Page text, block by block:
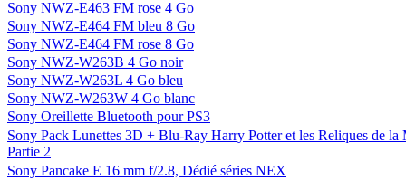
Sony NWZ-E463 FM rose 4 Go
Sony NWZ-E464 FM bleu 8 Go
Sony NWZ-E464 FM rose 8 Go
Sony NWZ-W263B 4 Go noir
Sony NWZ-W263L 4 Go bleu
Sony NWZ-W263W 4 Go blanc
Sony Oreillette Bluetooth pour PS3
Sony Pack Lunettes 3D + Blu-Ray Harry Potter et les Reliques de la
Partie 2
Sony Pancake E 16 mm f/2.8, Dédié séries NEX